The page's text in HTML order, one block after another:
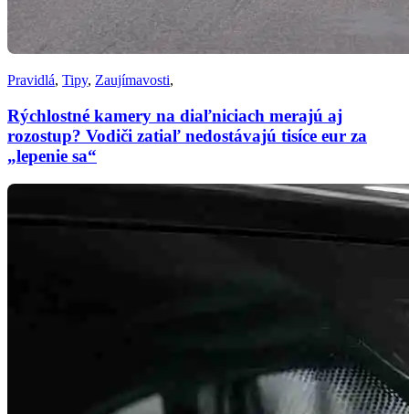
Pravidlá, Tipy, Zaujímavosti,
Rýchlostné kamery na diaľniciach merajú aj
rozostup? Vodiči zatiaľ nedostávajú tisíce eur za
„lepenie sa“